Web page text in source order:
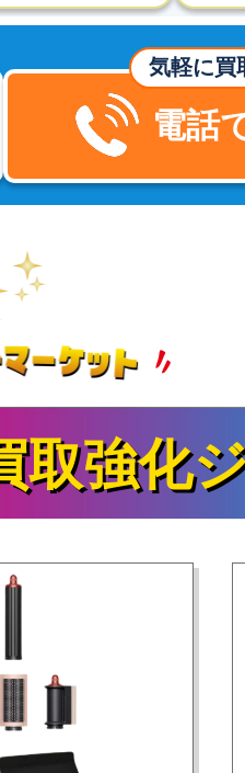
気軽に買
電話
取強化